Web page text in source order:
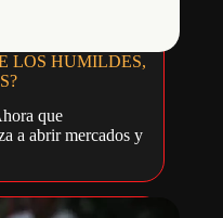
LOS HUMILDES,
que
a abrir mercados y